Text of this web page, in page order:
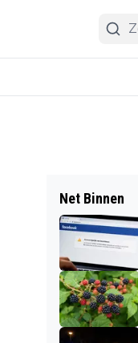
Net Binnen